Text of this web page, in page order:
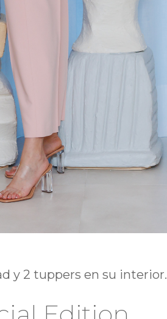
y 2 tuppers en su interior.